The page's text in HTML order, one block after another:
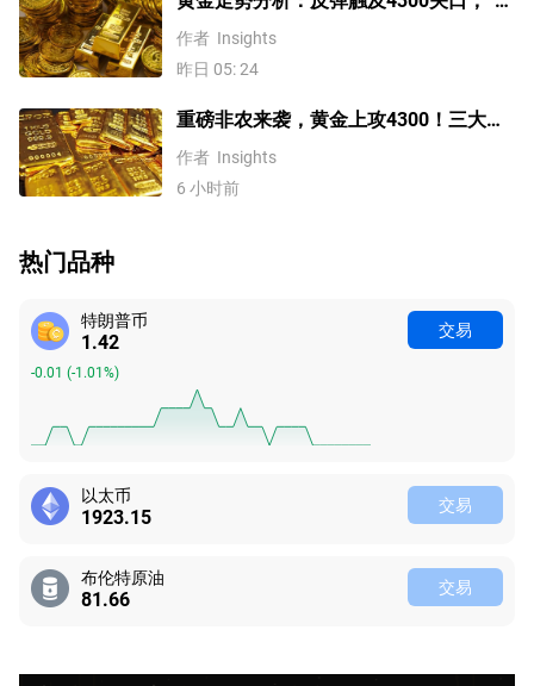
底”确立剑指这一目标！
作者 Insights
昨日 05: 24
重磅非农来袭，黄金上攻4300！三大因
素预示金价升势有望延续
作者 Insights
6 小时前
热门品种
特朗普币
1.42
-0.01 (-1.01%)
交易
以太币
1923.14 交易
布伦特原油
81.66 交易